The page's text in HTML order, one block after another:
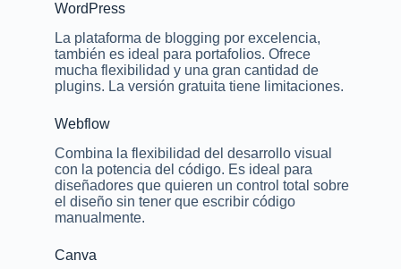
WordPress
La plataforma de blogging por excelencia,
también es ideal para portafolios. Ofrece
mucha flexibilidad y una gran cantidad de
plugins. La versión gratuita tiene limitaciones.
Webflow
Combina la flexibilidad del desarrollo visual
con la potencia del código. Es ideal para
diseñadores que quieren un control total sobre
el diseño sin tener que escribir código
manualmente.
Canva